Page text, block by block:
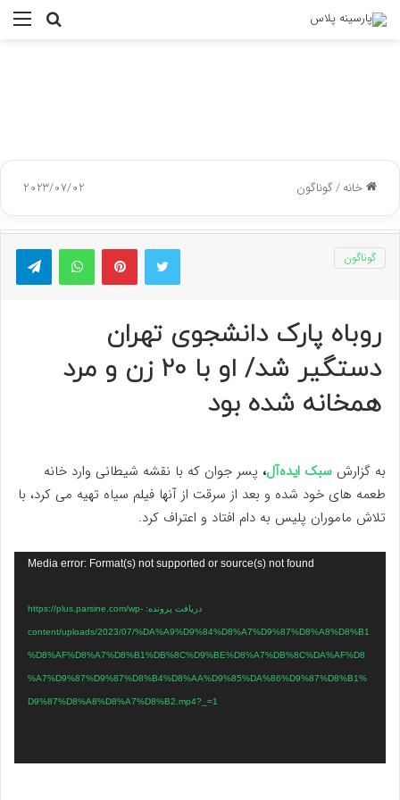
جستجو
خانه/گوناگون 2023/07/02
توییتر پینتریستواتس آپ
گوناگون
روباه پارک دانشجوی تهران
دستگیر شد/ او با 20 زن و مرد
همخانه شده بود
به گزارش سبک ایده‌آل، پسر جوان که با نقشه شیطانی وارد خانه
طعمه های خود شده و بعد از سرقت از آنها فیلم سیاه تهیه می کرد، با
تلاش ماموران پلیس به دام افتاد و اعتراف کرد.
Media error: Format(s) not supported or source(s) not found
دریافت پرونده: https://plus.parsine.com/wp-
content/uploads/2023/07/%DA%A9%D9%84%D8%A7%D9%87%D8%A8%D8%B1
%D8%AF%D8%A7%D8%B1%DB%8C%D9%BE%D8%A7%DB%8C%DA%AF%D8
%A7%D9%87%D9%87%D8%B4%D8%AA%D9%85%DA%86%D9%87%D8%B1%
D9%87%D8%A8%D8%A7%D8%B2.mp4?_=1